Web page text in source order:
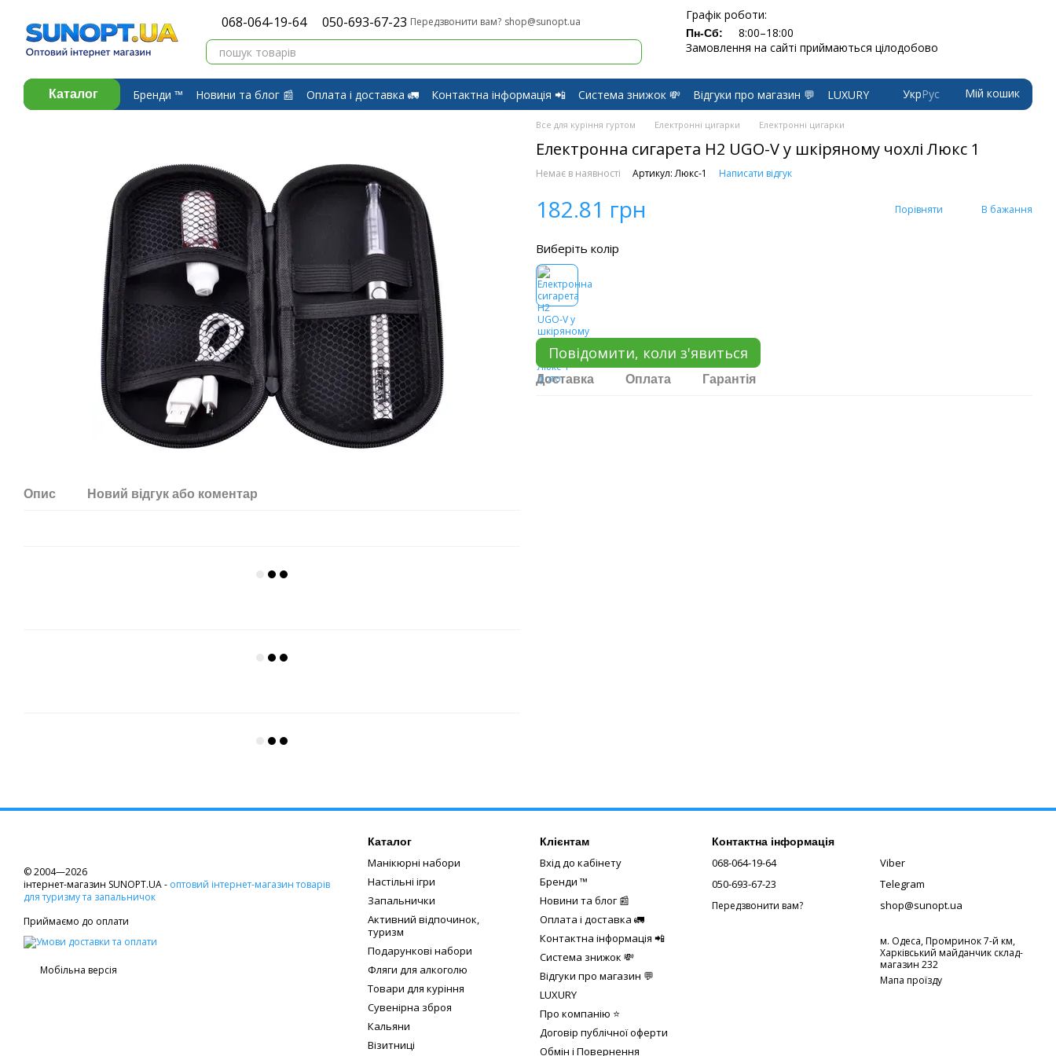
068-064-19-64 050-693-67-23 Передзвонити вам? shop@sunopt.ua Графік роботи:
Пн-Сб:
8:00–18:00
Замовлення на сайті приймаються цілодобово
Каталог Бренди ™️ Новини та блог 📰 Оплата і доставка 🚛 Контактна інформація 📲 Система знижок 💸 Відгуки про магазин 💬
LUXURY
Про компанію ⭐
Договір публічної оферти Обмін і Повернення
УкрРус Мій кошик
Опис Новий відгук або коментар
Все для куріння гуртом Електронні цигарки Електронні цигарки
Електронна сигарета H2 UGO-V у шкіряному чохлі Люкс 1
Немає в наявності Артикул: Люкс-1 Написати відгук
182.81 грн Порівняти В бажання
Виберіть колір
Повідомити, коли з'явиться
Доставка Оплата Гарантія
© 2004—2026
інтернет-магазин SUNOPT.UA - оптовий інтернет-магазин товарів
для туризму та запальничок
Приймаємо до оплати
Мобільна версія
Каталог
Манікюрні набори
Настільні ігри
Запальнички
Активний відпочинок,
туризм
Подарункові набори
Фляги для алкоголю
Товари для куріння
Сувенірна зброя
Кальяни
Візитниці
Клієнтам
Вхід до кабінету
Бренди ™️
Новини та блог 📰
Оплата і доставка 🚛
Контактна інформація 📲
Система знижок 💸
Відгуки про магазин 💬
LUXURY
Про компанію ⭐
Договір публічної оферти
Обмін і Повернення
Контактна інформація
068-064-19-64
050-693-67-23
Передзвонити вам?
Viber
Telegram
shop@sunopt.ua
м. Одеса, Промринок 7-й км,
Харківський майданчик склад-
магазин 232
Мапа проїзду